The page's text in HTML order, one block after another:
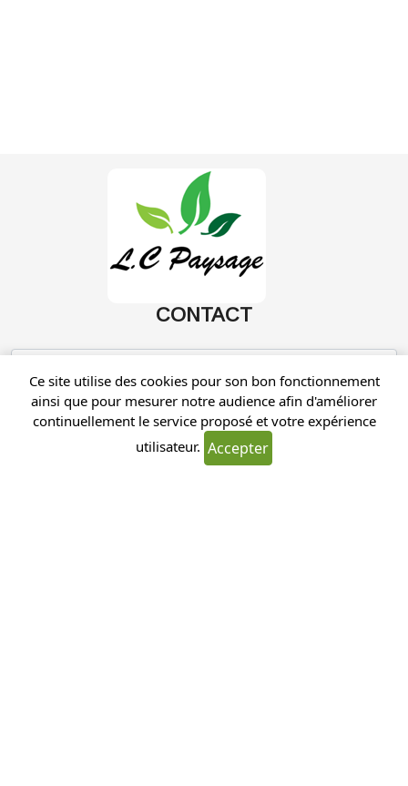
CONTACT
Ce site utilise des cookies pour son bon fonctionnement
ainsi que pour mesurer notre audience afin d'améliorer
continuellement le service proposé et votre expérience
utilisateur. Accepter